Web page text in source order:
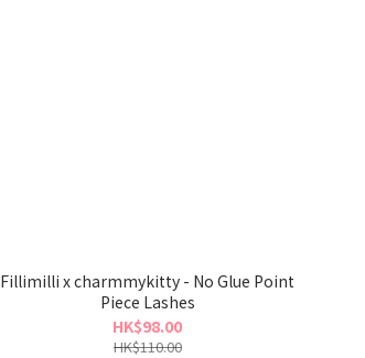
Fillimilli x charmmykitty - No Glue Point
Piece Lashes
HK$98.00
HK$110.00